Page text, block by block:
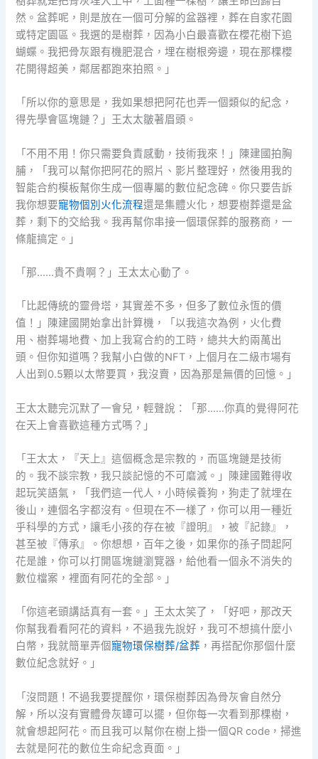
然。盆葬呢，則是放在一個可分解的盆器裡，葬在自家花園
或特定園區。我選的是樹葬，因為小白最喜歡在櫻花樹下追
蝴蝶。我把骨灰跟有機肥混合，埋在樹根旁邊，現在那棵櫻
花開得超美，鄰居都跑來拍照。」
「所以你的意思是，我如果想把阿花也弄一個類似的紀念，
得先學會區塊鏈？」王太太皺著眉頭。
「不用不用！你只需要負責感動，技術我來！」陳建國拍胸
脯，「我可以幫你把阿花的照片、影片整理好，然後用我的
智能合約模板幫你生成一個專屬的數位紀念碑。你只要告訴
我你想要寵物個別火化流程還是集體火化，想要樹葬還是盆
葬，剩下的交給我。我再幫你串接一個環保葬的服務商，一
條龍搞定。」
「那……貴不貴啊？」王太太心動了。
「比起傳統的靈骨塔，其實差不多，但多了數位永恆的價
值！」陳建國開始拿出計算機，「以我這次為例，火化費
用、樹葬場地費、加上我寫合約的工時，總共大約兩萬出
頭。但你知道嗎？我幫小白做的NFT，上個月在二級市場有
人出到0.5顆以太幣要買，我沒賣，因為那是無價的回憶。」
王太太聽完沉默了一會兒，輕聲說：「那……你真的覺得阿花
在天上會喜歡這種方式嗎？」
「王太太，『天上』這個概念是宗教的，而區塊鏈是技術
的。我不談宗教，我只談記憶的不可磨滅。」陳建國難得收
起玩笑語氣，「我們這一代人，小時候養狗，狗走了就埋在
後山，連個名字都沒有。但現在不一樣了，你可以用一種近
乎科學的方式，讓毛小孩的存在被『證明』，被『記錄』，
甚至被『傳承』。你想想，百年之後，如果你的孫子問起阿
花是誰，你可以打開區塊鏈瀏覽器，給他看一個永不消失的
數位檔案，裡面有阿花的全部。」
「你這老頭講話真有一套。」王太太笑了，「好吧，那改天
你幫我看看阿花的資料，不過我先說好，我可不想搞什麼小
白幣，我就簡單弄個寵物環保樹葬/盆葬 ，再搭配你那個什麼
數位紀念就好。」
「沒問題！不過我要提醒你，環保樹葬因為骨灰會自然分
解，所以沒有實體骨灰罈可以擺，但你每一次看到那棵樹，
就會想起阿花。而且我可以幫你在樹上掛一個QR code，掃進
去就是阿花的數位生命紀念頁面。」